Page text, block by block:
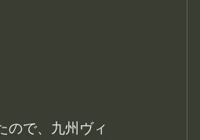
ので、九州ヴィ